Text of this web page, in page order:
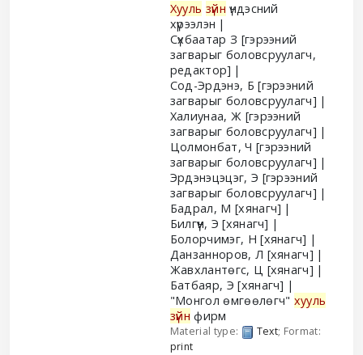
Хууль зүйн үндэсний
хүрээлэн
Сүхбаатар З [гэрээний
загварыг боловсруулагч,
редактор]
Сод-Эрдэнэ, Б [гэрээний
загварыг боловсруулагч]
Халиунаа, Ж [гэрээний
загварыг боловсруулагч]
Цолмонбат, Ч [гэрээний
загварыг боловсруулагч]
Эрдэнэцэцэг, Э [гэрээний
загварыг боловсруулагч]
Бадрал, М [хянагч]
Билгүүн, Э [хянагч]
Болорчимэг, Н [хянагч]
Данзанноров, Л [хянагч]
Жавхлантөгс, Ц [хянагч]
Батбаяр, Э [хянагч]
"Монгол өмгөөлөгч" хууль
зүйн фирм
Material type: Text; Format:
print